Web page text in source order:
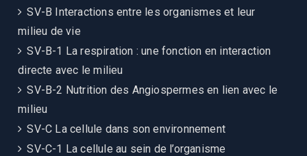
SV-B Interactions entre les organismes et leur
milieu de vie
SV-B-1 La respiration : une fonction en interaction
directe avec le milieu
SV-B-2 Nutrition des Angiospermes en lien avec le
milieu
SV-C La cellule dans son environnement
SV-C-1 La cellule au sein de l’organisme